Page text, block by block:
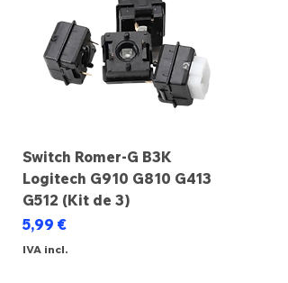
Switch Romer-G B3K
Logitech G910 G810 G413
G512 (Kit de 3)
Preço
5,99 €
IVA incl.